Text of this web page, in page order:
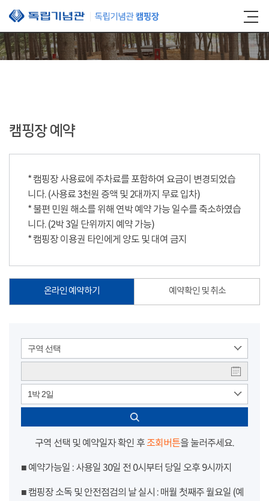
본문 바로가기
캠핑장 예약
* 캠핑장 사용료에 주차료를 포함하여 요금이 변경되었습
니다. (사용료 3천원 증액 및 2대까지 무료 입차)
* 불편 민원 해소를 위해 연박 예약 가능 일수를 축소하였습
니다. (2박 3일 단위까지 예약 가능)
* 캠핑장 이용권 타인에게 양도 및 대여 금지
온라인 예약하기 예약확인 및 취소
구역 선택
1박 2일
구역 선택 및 예약일자 확인 후 조회버튼을 눌러주세요.
■ 예약가능일 : 사용일 30일 전 0시부터 당일 오후 9시까지
■ 캠핑장 소독 및 안전점검의 날 실시 : 매월 첫째주 월요일 (예